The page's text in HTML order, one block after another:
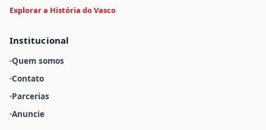
Explorar a História do Vasco
Institucional
Quem somos
Contato
Parcerias
Anuncie